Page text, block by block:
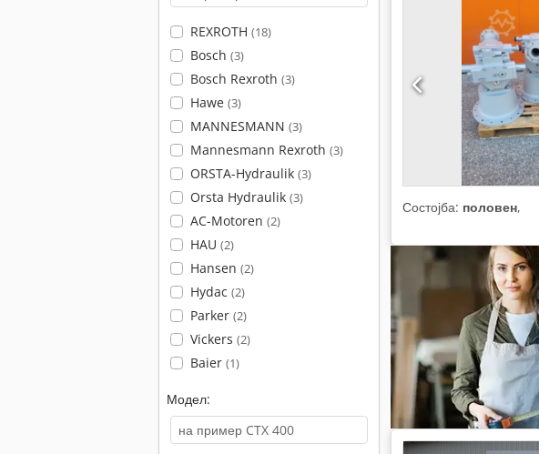
REXROTH (18)
Bosch (3)
Bosch Rexroth (3)
Hawe (3)
MANNESMANN (3)
Mannesmann Rexroth (3)
ORSTA-Hydraulik (3)
Orsta Hydraulik (3)
AC-Motoren (2)
HAU (2)
Hansen (2)
Hydac (2)
Parker (2)
Vickers (2)
Baier (1)
Модел:
Состојба: половен,